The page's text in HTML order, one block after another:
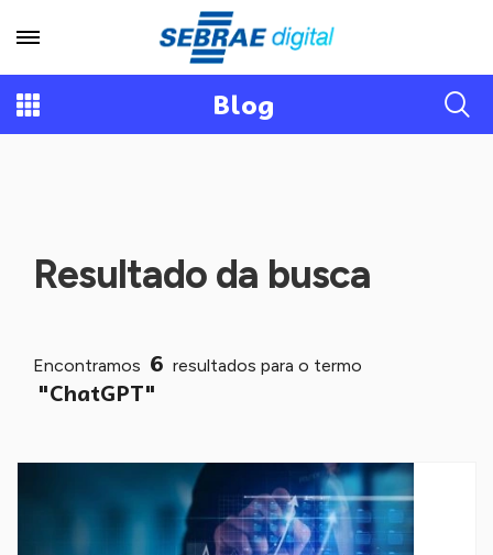
Blog
Resultado da busca
Encontramos 6 resultados para o termo
"ChatGPT"